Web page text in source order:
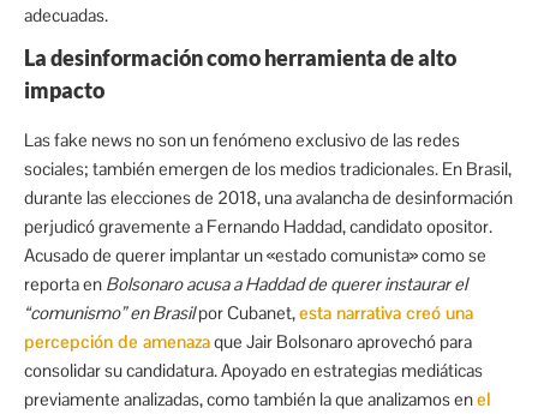
adecuadas.
La desinformación como herramienta de alto
impacto
Las fake news no son un fenómeno exclusivo de las redes
sociales; también emergen de los medios tradicionales. En Brasil,
durante las elecciones de 2018, una avalancha de desinformación
perjudicó gravemente a Fernando Haddad, candidato opositor.
Acusado de querer implantar un «estado comunista» como se
reporta en Bolsonaro acusa a Haddad de querer instaurar el
“comunismo” en Brasilpor Cubanet,esta narrativa creó una
percepción de amenazaque Jair Bolsonaro aprovechó para
consolidar su candidatura. Apoyado en estrategias mediáticas
previamente analizadas, como también la que analizamos enel